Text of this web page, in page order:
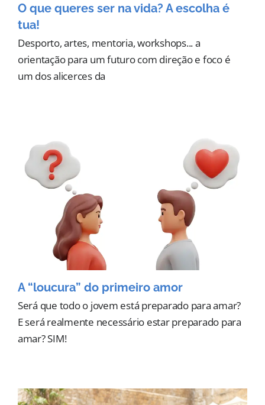
O que queres ser na vida? A escolha é
tua!
Desporto, artes, mentoria, workshops... a
orientação para um futuro com direção e foco é
um dos alicerces da
A “loucura” do primeiro amor
Será que todo o jovem está preparado para amar?
E será realmente necessário estar preparado para
amar? SIM!